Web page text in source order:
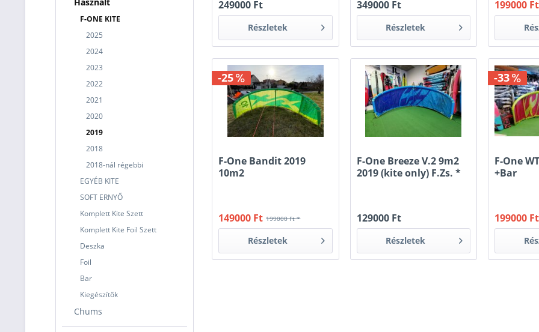
F-ONE KITE
2025
2024
2023
2022
2021
2020
2019
2018
2018-nál régebbi
EGYÉB KITE
SOFT ERNYŐ
Komplett Kite Szett
Komplett Kite Foil Szett
Deszka
Foil
Bar
Kiegészítők
Chums
249000 Ft
Részletek
349000 Ft
Részletek
199000 Ft
-25
F-One Bandit 2019
10m2
199000 Ft *
149000 Ft
Részletek
F-One Breeze V.2 9m2
2019 (kite only) F.Zs. *
129000 Ft
Részletek
-33
F-One
+Bar
199000 Ft